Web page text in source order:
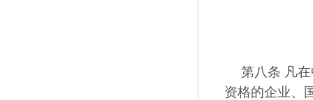
第八条 凡
资格的企业、